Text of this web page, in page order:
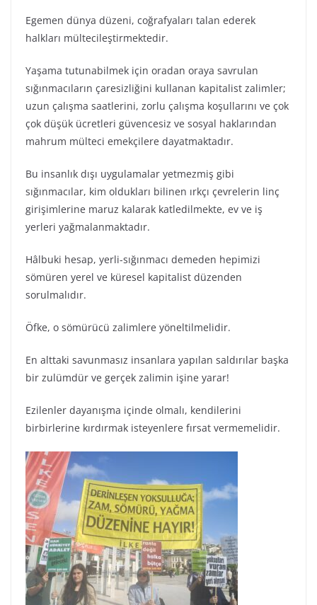
Egemen dünya düzeni, coğrafyaları talan ederek
halkları mültecileştirmektedir.
Yaşama tutunabilmek için oradan oraya savrulan
sığınmacıların çaresizliğini kullanan kapitalist zalimler;
uzun çalışma saatlerini, zorlu çalışma koşullarını ve çok
çok düşük ücretleri güvencesiz ve sosyal haklarından
mahrum mülteci emekçilere dayatmaktadır.
Bu insanlık dışı uygulamalar yetmezmiş gibi
sığınmacılar, kim oldukları bilinen ırkçı çevrelerin linç
girişimlerine maruz kalarak katledilmekte, ev ve iş
yerleri yağmalanmaktadır.
Hâlbuki hesap, yerli-sığınmacı demeden hepimizi
sömüren yerel ve küresel kapitalist düzenden
sorulmalıdır.
Öfke, o sömürücü zalimlere yöneltilmelidir.
En alttaki savunmasız insanlara yapılan saldırılar başka
bir zulümdür ve gerçek zalimin işine yarar!
Ezilenler dayanışma içinde olmalı, kendilerini
birbirlerine kırdırmak isteyenlere fırsat vermemelidir.